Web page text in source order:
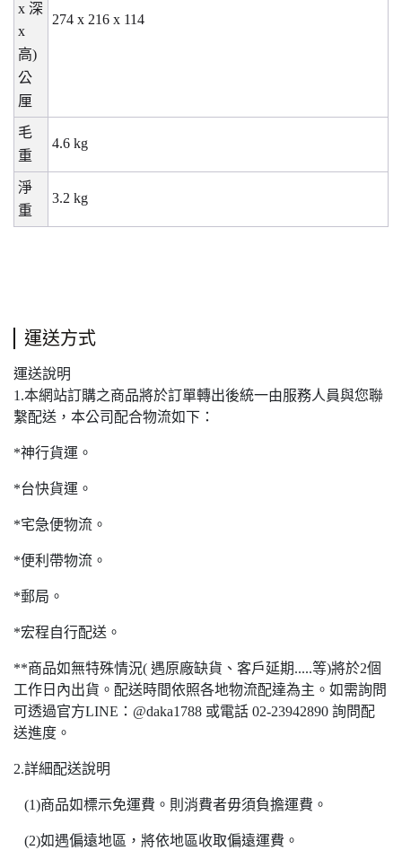
x 深
x
高)
公
厘
274 x 216 x 114
毛
重
4.6 kg
淨
重
3.2 kg
運送方式
運送說明
1.本網站訂購之商品將於訂單轉出後統一由服務人員與您聯
繫配送，本公司配合物流如下：
*神行貨運。
*台快貨運。
*宅急便物流。
*便利帶物流。
*郵局。
*宏程自行配送。
**商品如無特殊情況( 遇原廠缺貨、客戶延期.....等)將於2個
工作日內出貨。配送時間依照各地物流配達為主。如需詢問
可透過官方LINE：@daka1788 或電話 02-23942890 詢問配
送進度。
2.詳細配送說明
(1)商品如標示免運費。則消費者毋須負擔運費。
(2)如遇偏遠地區，將依地區收取偏遠運費。